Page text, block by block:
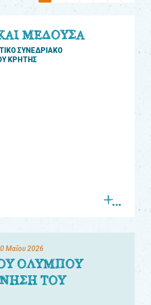
ΜΕΔΟΥΣΑ
ΣΥΝΕΔΡΙΑΚΟ
ΚΡΗΤΗΣ
Μαΐου 2026
ΟΛΥΜΠΟΥ
ΤΟΥ